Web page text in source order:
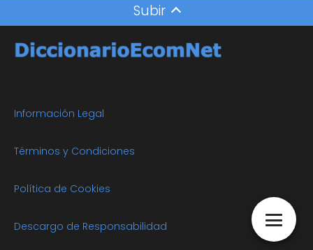
Subir
Información Legal
Términos y Condiciones
Política de Cookies
Descargo de Responsabilidad